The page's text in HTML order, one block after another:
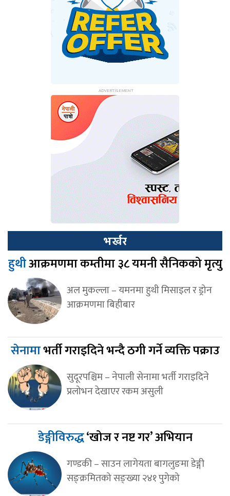
भर्खर
हुथीआक्रमणमा कम्तीमा ३८ यमनी सैनिकको मृत्यु
अल मुकल्ला – यमनमा हुथी मिसाइल र ड्रोन
आक्रमणमा बिहीबार
सेनामाभर्ती गराइदिने भन्दै ठगी गर्ने व्यक्ति पक्राउ
सुदूरपश्चिम – नेपाली सेनामा भर्ती गराइदिने
प्रलोभन देखाएर रकम असुली
डेङ्गीविरुद्ध‘खोज र नष्ट गर’ अभियान
गण्डकी – साउन लागेयता बागलुङमा डेङ्गी
सङ्क्रमितको सङ्ख्या २४१ पुगेको